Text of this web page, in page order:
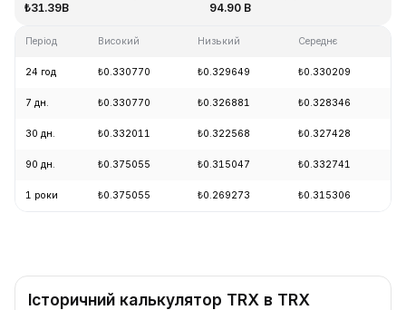
₺31.39B 94.90 B
Період Високий Низький Середнє
24 год ₺0.330770 ₺0.329649 ₺0.330209
7 дн. ₺0.330770 ₺0.326881 ₺0.328346
30 дн. ₺0.332011 ₺0.322568 ₺0.327428
90 дн. ₺0.375055 ₺0.315047 ₺0.332741
1 роки ₺0.375055 ₺0.269273 ₺0.315306
Історичний калькулятор TRX в TRX